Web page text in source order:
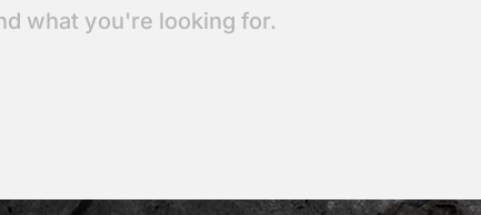
what you're looking for.